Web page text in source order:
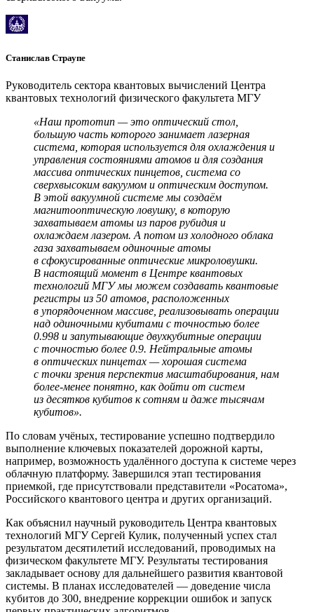
Станислав Страупе
Руководитель сектора квантовых вычислений Центра
квантовых технологий физического факультета МГУ
«Наш прототип — это оптический стол,
большую часть которого занимает лазерная
система, которая используется для охлаждения и
управления состояниями атомов и для создания
массива оптических пинцетов, система со
сверхвысоким вакуумом и оптическим доступом.
В этой вакуумной системе мы создаём
магнитооптическую ловушку, в которую
захватываем атомы из паров рубидия и
охлаждаем лазером. А потом из холодного облака
газа захватываем одиночные атомы
в сфокусированные оптические микроловушки.
В настоящий момент в Центре квантовых
технологий МГУ мы можем создавать квантовые
регистры из 50 атомов, расположенных
в упорядоченном массиве, реализовывать операции
над одиночными кубитами с точностью более
0.998 и запутывающие двухкубитные операции
с точностью более 0.9. Нейтральные атомы
в оптических пинцетах — хорошая система
с точки зрения перспектив масштабирования, нам
более‑менее понятно, как дойти от систем
из десятков кубитов к сотням и даже тысячам
кубитов».
По словам учёных, тестирование успешно подтвердило
выполнение ключевых показателей дорожной карты,
например, возможность удалённого доступа к системе через
облачную платформу. Завершился этап тестирования
приемкой, где присутствовали представители «Росатома»,
Российского квантового центра и других организаций.
Как объяснил научный руководитель Центра квантовых
технологий МГУ Сергей Кулик, полученный успех стал
результатом десятилетий исследований, проводимых на
физическом факультете МГУ. Результаты тестирования
закладывает основу для дальнейшего развития квантовой
системы. В планах исследователей — доведение числа
кубитов до 300, внедрение коррекции ошибок и запуск